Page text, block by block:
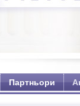
Партньори